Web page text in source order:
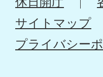
サイトマップ
プライバシー